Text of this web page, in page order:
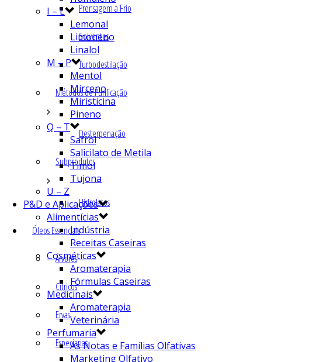
Prensagem a Frio
Solventes
Turbodestilação
Métodos de Purificação
Desterpenação
Subprodutos
Hidrolatos
Óleos Essenciais
Árvores
Cítricos
Ervas
Especiarias
I – L
Lemonal
Limoneno
Linalol
M – P
Mentol
Mirceno
Miristicina
Pineno
Q – T
Safrol
Salicilato de Metila
Timol
Tujona
U – Z
P&D e Aplicações
Alimentícias
Indústria
Receitas Caseiras
Cosméticas
Aromaterapia
Fórmulas Caseiras
Medicinais
Aromaterapia
Veterinária
Perfumaria
As Notas e Famílias Olfativas
Marketing Olfativo